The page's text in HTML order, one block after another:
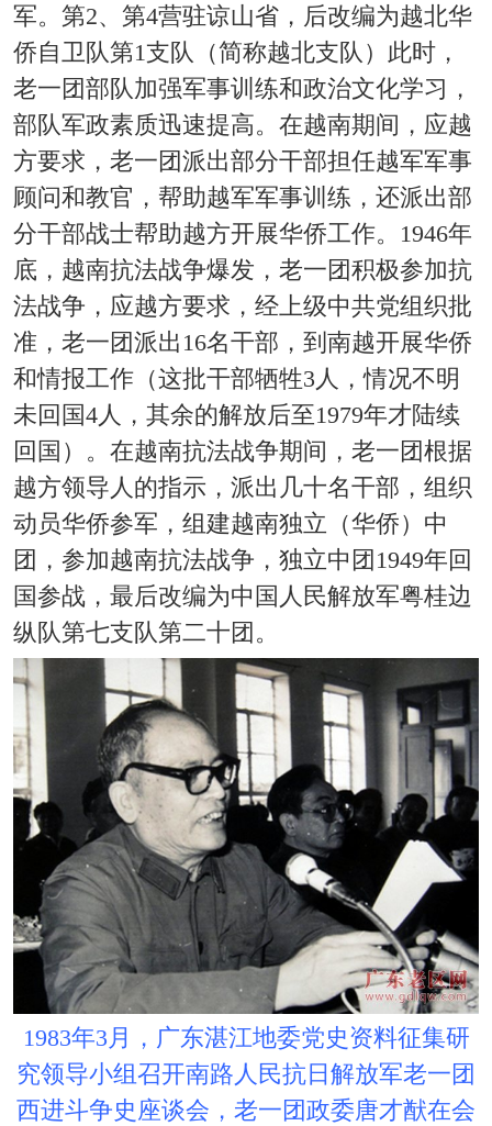
军。第2、第4营驻谅山省，后改编为越北华
侨自卫队第1支队（简称越北支队）此时，
老一团部队加强军事训练和政治文化学习，
部队军政素质迅速提高。在越南期间，应越
方要求，老一团派出部分干部担任越军军事
顾问和教官，帮助越军军事训练，还派出部
分干部战士帮助越方开展华侨工作。1946年
底，越南抗法战争爆发，老一团积极参加抗
法战争，应越方要求，经上级中共党组织批
准，老一团派出16名干部，到南越开展华侨
和情报工作（这批干部牺牲3人，情况不明
未回国4人，其余的解放后至1979年才陆续
回国）。在越南抗法战争期间，老一团根据
越方领导人的指示，派出几十名干部，组织
动员华侨参军，组建越南独立（华侨）中
团，参加越南抗法战争，独立中团1949年回
国参战，最后改编为中国人民解放军粤桂边
纵队第七支队第二十团。
1983年3月，广东湛江地委党史资料征集研
究领导小组召开南路人民抗日解放军老一团
西进斗争史座谈会，老一团政委唐才猷在会